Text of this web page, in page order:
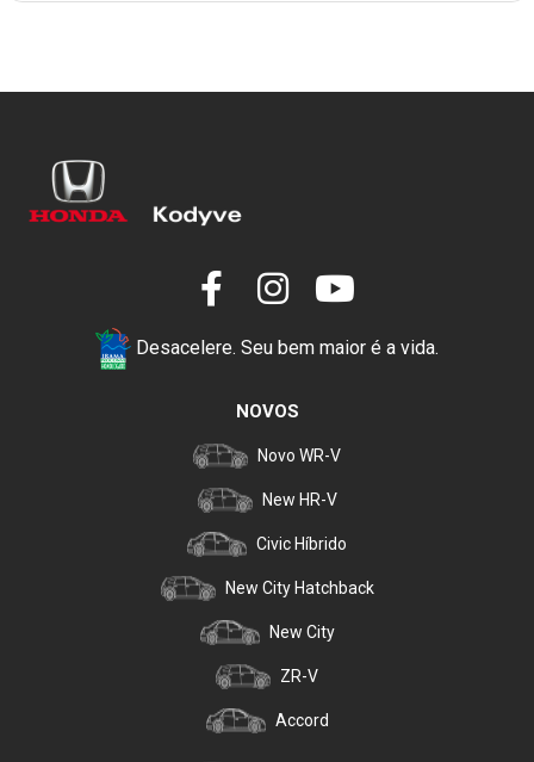
Desacelere. Seu bem maior é a vida.
NOVOS
Novo WR-V
New HR-V
Civic Híbrido
New City Hatchback
New City
ZR-V
Accord